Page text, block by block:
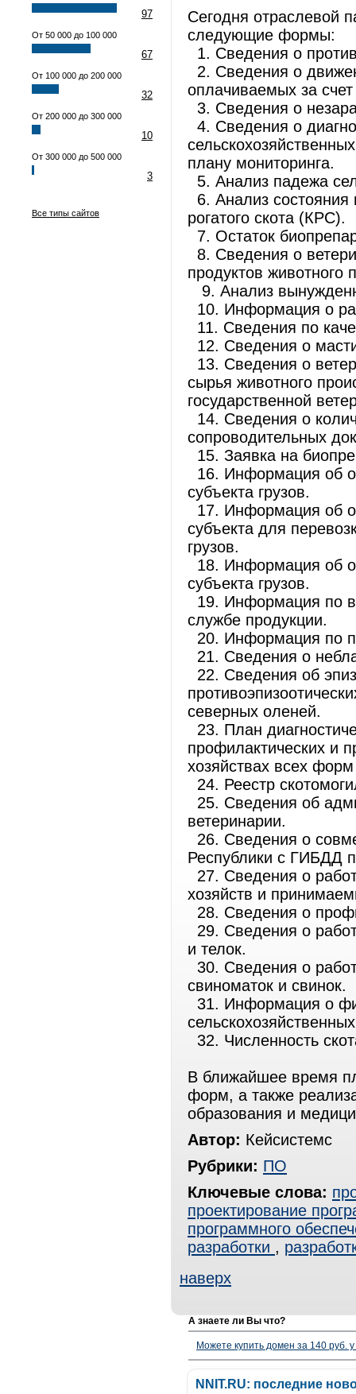
97
От 50 000 до 100 000
67
От 100 000 до 200 000
32
От 200 000 до 300 000
10
От 300 000 до 500 000
3
Все типы сайтов
Сегодня отраслевой
следующие формы:
1. Сведения о
2. Сведения о
оплачиваемых за
3. Сведения о
4. Сведения о
плану мониторинга.
5. Анализ падежа
6. Анализ состояния
рогатого скота (КРС).
7. Остаток
8. Сведения о
продуктов животного
9. Анализ
10. Информация о
11. Сведения по
12. Сведения о
13. Сведения о
сырья животного
государственной
14. Сведения о
сопроводительных
15. Заявка на
16. Информация об
субъекта грузов.
17. Информация об
субъекта для
грузов.
18. Информация об
субъекта грузов.
19. Информация по
службе продукции.
20. Информация по
21. Сведения о
22. Сведения об
северных оленей.
23. План
профилактических и
хозяйствах всех
24. Реестр
25. Сведения об
ветеринарии.
26. Сведения о
Республики с ГИБДД
27. Сведения о
хозяйств и
28. Сведения о
29. Сведения о
и телок.
30. Сведения о
свиноматок и свинок.
31. Информация о
32. Численность
В ближайшее время
форм, а также
образования и
Автор: Кейсистемс
Рубрики: ПО
Ключевые слова:
проектирование
программного
разработки ,
наверх
А знаете ли Вы что?
Можете купить домен за 140 руб.
NNIT.RU: последние